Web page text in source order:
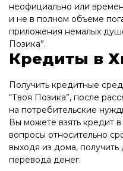
неофициально или
и не в полном объеме
приложения немалых
Позика”.
Кредиты в
Получить кредитные
“Твоя Позика”, после
на потребительские
Вы можете взять кредит
вопросы относительно
выходя из дома,
перевода денег.